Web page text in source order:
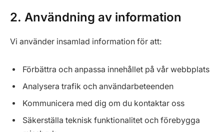
2. Användning av information
Vi använder insamlad information för att:
Förbättra och anpassa innehållet på vår webbplats
Analysera trafik och användarbeteenden
Kommunicera med dig om du kontaktar oss
Säkerställa teknisk funktionalitet och förebygga